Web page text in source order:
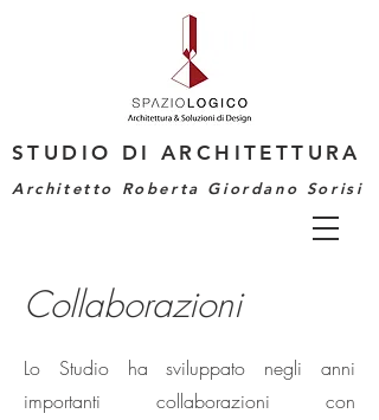
STUDIO DI ARCHITETTURA
Architetto Roberta Giordano Sorisi
Collaborazioni
Lo Studio ha sviluppato negli anni
importanti collaborazioni con